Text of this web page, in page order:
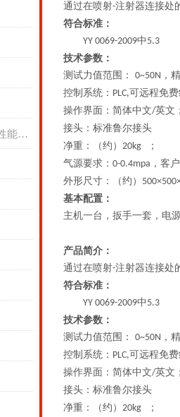
全自动纺织品发射率红外性能分析
通过在喷射-注射器连接处
符合标准：
YY 0069-2009中 5.3
技术参数：
测试力值范围： 0~50N ，
控制系统： PLC,可远程免
操作界面：简体中文/英文
接头：标准鲁尔接头
净重：
（约 ） 20kg
；
气源要求： 0-0.4mpa ，客
外形尺寸：
（约 ） 500×500
基本配置：
主机一台， 扳手一套，电
产品简介：
通过在喷射-注射器连接处
符合标准：
YY 0069-2009中 5.3
技术参数：
测试力值范围： 0~50N ，
控制系统： PLC,可远程免
操作界面：简体中文/英文
接头：标准鲁尔接头
净重：
（约 ） 20kg
；